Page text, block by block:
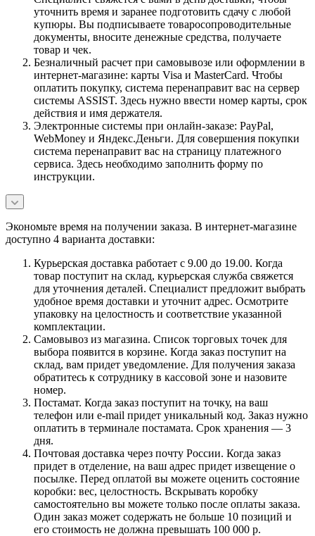
уточнить время и заранее подготовить сдачу с любой
купюры. Вы подписываете товаросопроводительные
документы, вносите денежные средства, получаете
товар и чек.
Безналичный расчет при самовывозе или оформлении в
интернет-магазине: карты Visa и MasterCard. Чтобы
оплатить покупку, система перенаправит вас на сервер
системы ASSIST. Здесь нужно ввести номер карты, срок
действия и имя держателя.
Электронные системы при онлайн-заказе: PayPal,
WebMoney и Яндекс.Деньги. Для совершения покупки
система перенаправит вас на страницу платежного
сервиса. Здесь необходимо заполнить форму по
инструкции.
Экономьте время на получении заказа. В интернет-магазине
доступно 4 варианта доставки:
Курьерская доставка работает с 9.00 до 19.00. Когда
товар поступит на склад, курьерская служба свяжется
для уточнения деталей. Специалист предложит выбрать
удобное время доставки и уточнит адрес. Осмотрите
упаковку на целостность и соответствие указанной
комплектации.
Самовывоз из магазина. Список торговых точек для
выбора появится в корзине. Когда заказ поступит на
склад, вам придет уведомление. Для получения заказа
обратитесь к сотруднику в кассовой зоне и назовите
номер.
Постамат. Когда заказ поступит на точку, на ваш
телефон или e-mail придет уникальный код. Заказ нужно
оплатить в терминале постамата. Срок хранения — 3
дня.
Почтовая доставка через почту России. Когда заказ
придет в отделение, на ваш адрес придет извещение о
посылке. Перед оплатой вы можете оценить состояние
коробки: вес, целостность. Вскрывать коробку
самостоятельно вы можете только после оплаты заказа.
Один заказ может содержать не больше 10 позиций и
его стоимость не должна превышать 100 000 р.